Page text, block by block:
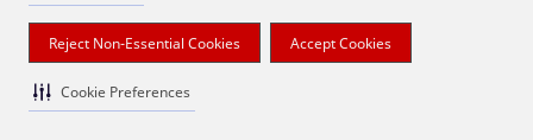
Reject Non-Essential Cookies Accept Cookies
Cookie Preferences